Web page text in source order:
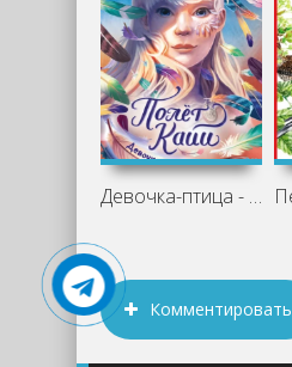
Девочка-птица - Нелли Мёле
Комментировать